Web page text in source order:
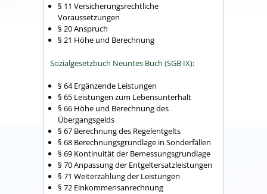
§ 11 Versicherungsrechtliche
Voraussetzungen
§ 20 Anspruch
§ 21 Höhe und Berechnung
Sozialgesetzbuch Neuntes Buch (SGB IX):
§ 64 Ergänzende Leistungen
§ 65 Leistungen zum Lebensunterhalt
§ 66 Höhe und Berechnung des
Übergangsgelds
§ 67 Berechnung des Regelentgelts
§ 68 Berechnungsgrundlage in Sonderfällen
§ 69 Kontinuität der Bemessungsgrundlage
§ 70 Anpassung der Entgeltersatzleistungen
§ 71 Weiterzahlung der Leistungen
§ 72 Einkommensanrechnung